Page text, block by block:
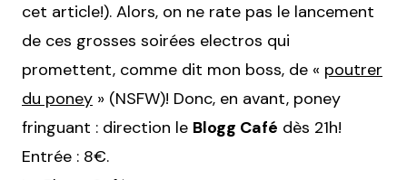
cet article!). Alors, on ne rate pas le lancement
de ces grosses soirées electros qui
promettent, comme dit mon boss, de « poutrer
du poney » (NSFW)! Donc, en avant, poney
fringuant : direction le Blogg Café dès 21h!
Entrée : 8€.